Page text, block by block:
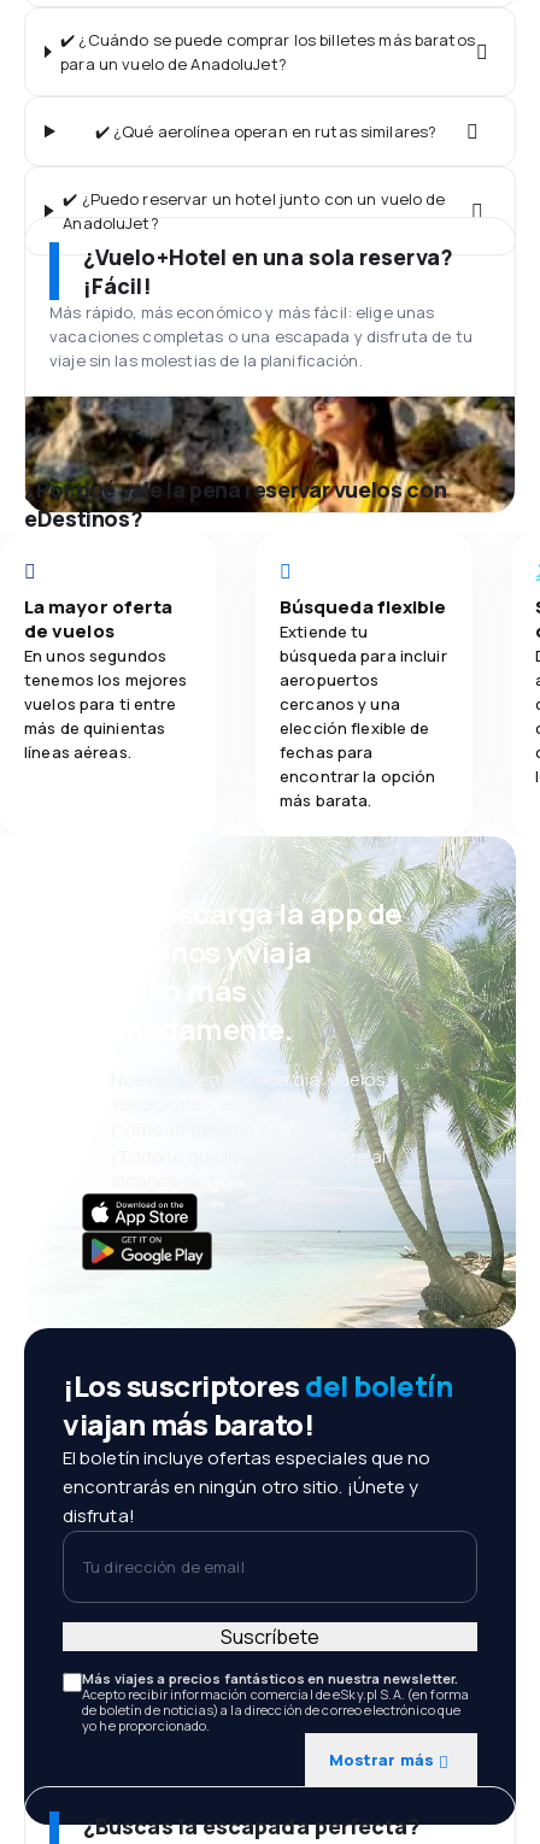
✔️ ¿Cuándo se puede comprar los billetes más baratos
para un vuelo de AnadoluJet?
✔️ ¿Qué aerolínea operan en rutas similares?
✔️ ¿Puedo reservar un hotel junto con un vuelo de
AnadoluJet?
¿Vuelo+Hotel en una sola reserva?
¡Fácil!
Más rápido, más económico y más fácil: elige unas
vacaciones completas o una escapada y disfruta de tu
viaje sin las molestias de la planificación.
¿Por qué vale la pena reservar vuelos con
eDestinos?
La mayor oferta
de vuelos
En unos segundos
tenemos los mejores
vuelos para ti entre
más de quinientas
líneas aéreas.
Búsqueda flexible
Extiende tu
búsqueda para incluir
aeropuertos
cercanos y una
elección flexible de
fechas para
encontrar la opción
más barata.
¡Eh! Descarga la app de
eDestinos y viaja
incluso más
cómodamente.
Nuevas ofertas cada día: vuelos,
vacaciones, escapadas
Cómoda gestión de reservas
¡Todo lo que importa, siempre al
¡Los suscriptoresdel boletín
viajan más barato!
El boletín incluye ofertas especiales que no
encontrarás en ningún otro sitio. ¡Únete y
disfruta!
Tu dirección de email
Más viajes a precios fantásticos en nuestra newsletter.
Acepto recibir información comercial de eSky.pl S.A. (en forma
de boletín de noticias) a la dirección de correo electrónico que
yo he proporcionado.
Mostrar más
Suscríbete
¿Buscas la escapada perfecta?